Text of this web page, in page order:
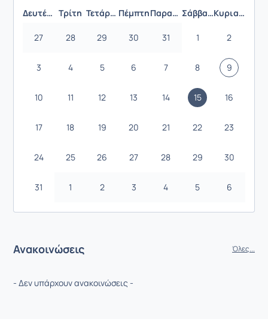
Δευτέρα Τρίτη Τετάρτη Πέμπτη Παρασκευή Σάββατο Κυριακή
27 28 29 30 31 1 2
3 4 5 6 7 8 9
10 11 12 13 14 15 16
17 18 19 20 21 22 23
24 25 26 27 28 29 30
31 1 2 3 4 5 6
Ανακοινώσεις Όλες...
- Δεν υπάρχουν ανακοινώσεις -